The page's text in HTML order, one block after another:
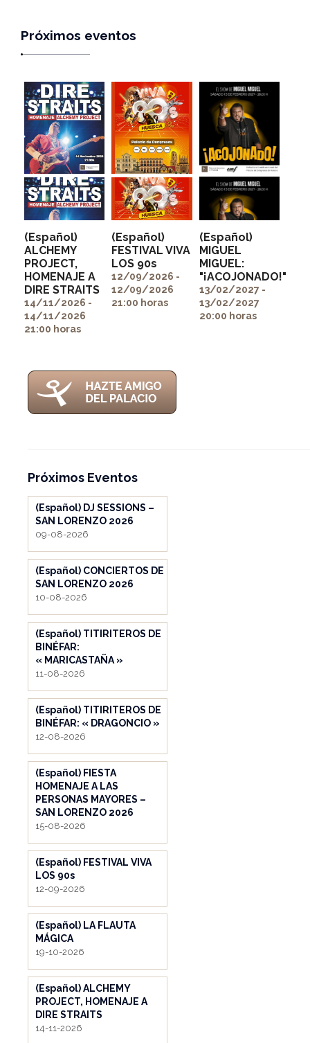
Próximos eventos
" alt=""
itemprop="image">
(Español)
ALCHEMY
PROJECT,
HOMENAJE A
DIRE STRAITS
14/11/2026 -
14/11/2026
21:00 horas
" alt=""
itemprop="image">
(Español)
FESTIVAL VIVA
LOS 90s
12/09/2026 -
12/09/2026
21:00 horas
" alt=""
itemprop="image">
(Español)
MIGUEL
MIGUEL:
"¡ACOJONADO!"
13/02/2027 -
13/02/2027
20:00 horas
Próximos Eventos
(Español) DJ SESSIONS –
SAN LORENZO 2026
09-08-2026
(Español) CONCIERTOS DE
SAN LORENZO 2026
10-08-2026
(Español) TITIRITEROS DE
BINÉFAR:
« MARICASTAÑA »
11-08-2026
(Español) TITIRITEROS DE
BINÉFAR: « DRAGONCIO »
12-08-2026
(Español) FIESTA
HOMENAJE A LAS
PERSONAS MAYORES –
SAN LORENZO 2026
15-08-2026
(Español) FESTIVAL VIVA
LOS 90s
12-09-2026
(Español) LA FLAUTA
MÁGICA
19-10-2026
(Español) ALCHEMY
PROJECT, HOMENAJE A
DIRE STRAITS
14-11-2026